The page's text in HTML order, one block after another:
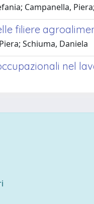
Campanella,
filiere
Schiuma, Daniela
nel